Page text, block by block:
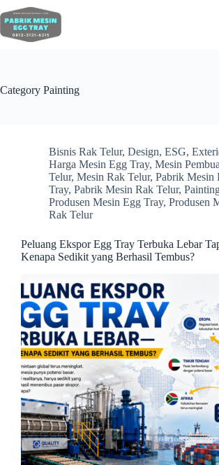
Category Painting
Bisnis Rak Telur, Design, ESG,
Harga Mesin Egg Tray, Mesin
Telur, Mesin Rak Telur, Pabrik Mesin
Tray, Pabrik Mesin Rak Telur,
Produsen Mesin Egg Tray, Produsen
Rak Telur
Peluang Ekspor Egg Tray Terbuka Lebar
Kenapa Sedikit yang Berhasil Tembus?